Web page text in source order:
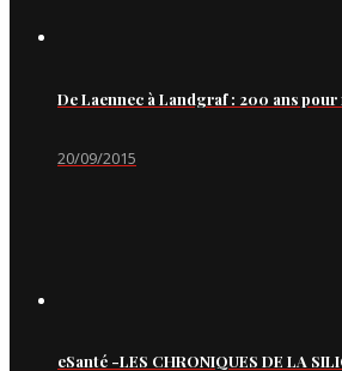
De Laennec à Landgraf : 200 ans
20/09/2015
eSanté -LES CHRONIQUES DE LA